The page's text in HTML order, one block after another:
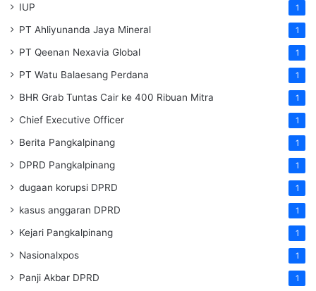
IUP 1
PT Ahliyunanda Jaya Mineral 1
PT Qeenan Nexavia Global 1
PT Watu Balaesang Perdana 1
BHR Grab Tuntas Cair ke 400 Ribuan Mitra 1
Chief Executive Officer 1
Berita Pangkalpinang 1
DPRD Pangkalpinang 1
dugaan korupsi DPRD 1
kasus anggaran DPRD 1
Kejari Pangkalpinang 1
Nasionalxpos 1
Panji Akbar DPRD 1